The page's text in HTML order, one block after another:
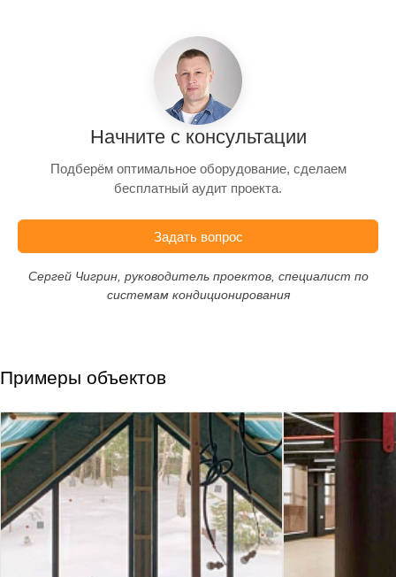
Начните с консультации
Подберём оптимальное оборудование, сделаем
бесплатный аудит проекта.
Задать вопрос
Сергей Чигрин, руководитель проектов, специалист по
системам кондиционирования
Примеры объектов